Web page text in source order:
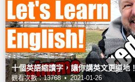
十個英語縮讀字，讓你講英文更道地！
觀看次數：13768 • 2021-01-26